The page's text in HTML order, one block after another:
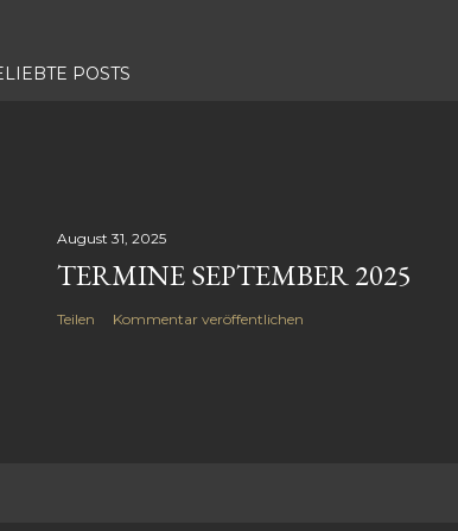
POSTS
August 31, 2025
TERMINE SEPTEMBER 2025
Teilen Kommentar veröffentlichen